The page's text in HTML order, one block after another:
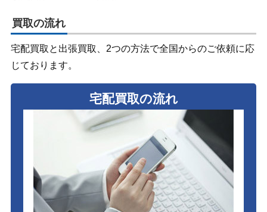
買取の流れ
宅配買取と出張買取、2つの方法で全国からのご依頼に応
じております。
宅配買取の流れ